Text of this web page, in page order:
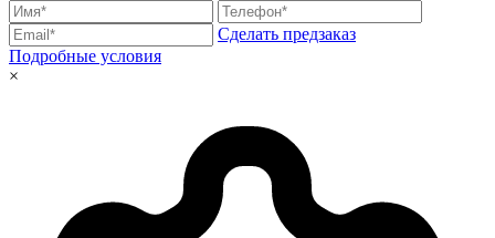
Сделать предзаказ
Подробные условия
×